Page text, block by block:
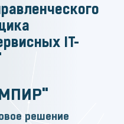
IT-
решение